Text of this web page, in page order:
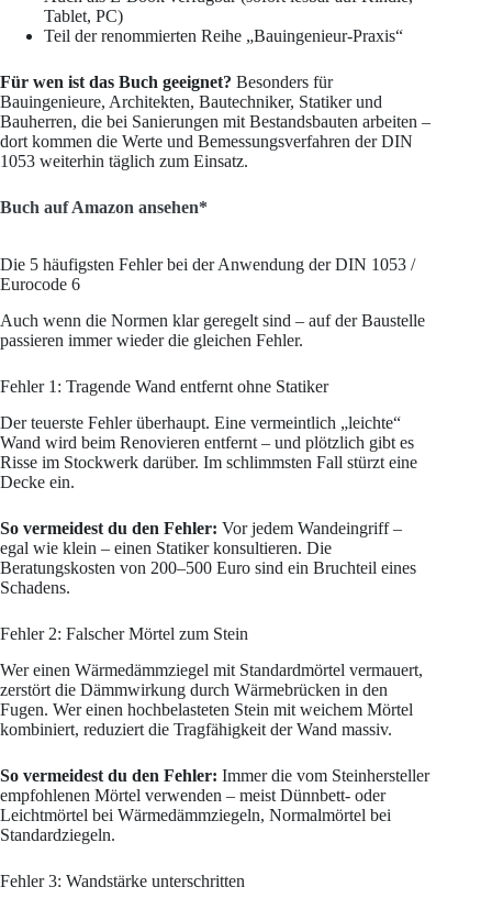
Tablet, PC)
Teil der renommierten Reihe „Bauingenieur-Praxis“
Für wen ist das Buch geeignet? Besonders für
Bauingenieure, Architekten, Bautechniker, Statiker und
Bauherren, die bei Sanierungen mit Bestandsbauten arbeiten –
dort kommen die Werte und Bemessungsverfahren der DIN
1053 weiterhin täglich zum Einsatz.
Buch auf Amazon ansehen*
Die 5 häufigsten Fehler bei der Anwendung der DIN 1053 /
Eurocode 6
Auch wenn die Normen klar geregelt sind – auf der Baustelle
passieren immer wieder die gleichen Fehler.
Fehler 1: Tragende Wand entfernt ohne Statiker
Der teuerste Fehler überhaupt. Eine vermeintlich „leichte“
Wand wird beim Renovieren entfernt – und plötzlich gibt es
Risse im Stockwerk darüber. Im schlimmsten Fall stürzt eine
Decke ein.
So vermeidest du den Fehler: Vor jedem Wandeingriff –
egal wie klein – einen Statiker konsultieren. Die
Beratungskosten von 200–500 Euro sind ein Bruchteil eines
Schadens.
Fehler 2: Falscher Mörtel zum Stein
Wer einen Wärmedämmziegel mit Standardmörtel vermauert,
zerstört die Dämmwirkung durch Wärmebrücken in den
Fugen. Wer einen hochbelasteten Stein mit weichem Mörtel
kombiniert, reduziert die Tragfähigkeit der Wand massiv.
So vermeidest du den Fehler: Immer die vom Steinhersteller
empfohlenen Mörtel verwenden – meist Dünnbett- oder
Leichtmörtel bei Wärmedämmziegeln, Normalmörtel bei
Standardziegeln.
Fehler 3: Wandstärke unterschritten